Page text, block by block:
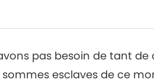
pas besoin de tant de
esclaves de ce